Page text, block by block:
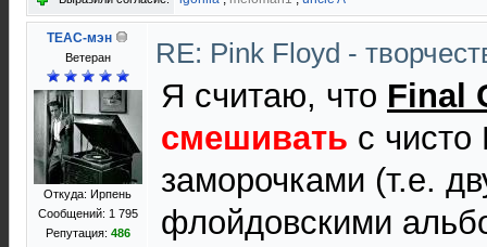
TEAC-мэн
Ветеран
Откуда: Ирпень
Сообщений: 1 795
Репутация: 486
RE: Pink Floyd -
Я считаю, что Final
смешивать с чисто
заморочками (т.е.
флойдовскими